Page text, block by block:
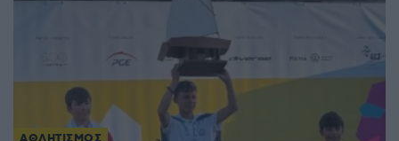
ΑΘΛΗΤΙΣΜΟΣ